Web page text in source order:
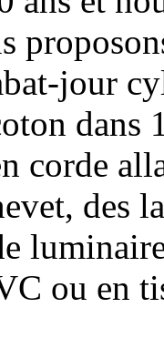
jour
dans
corde
des
ou en